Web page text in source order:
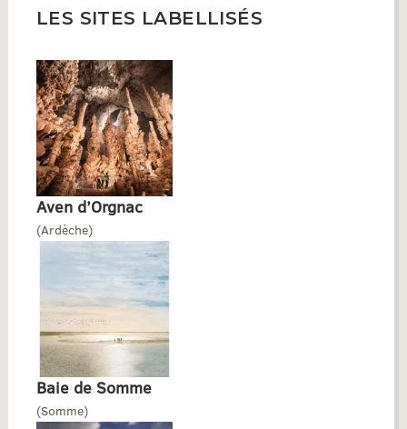
LES SITES LABELLISÉS
Aven d’Orgnac
(Ardèche)
Baie de Somme
(Somme)